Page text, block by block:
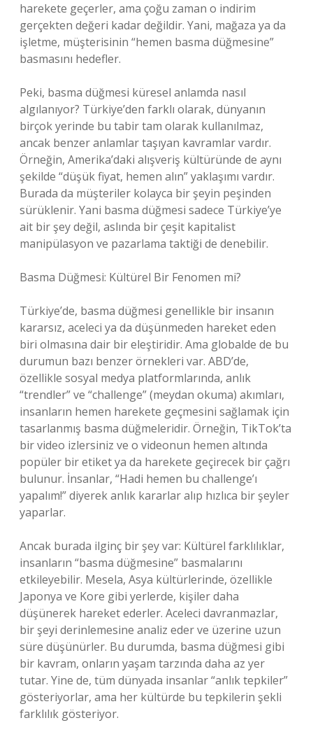
harekete geçerler, ama çoğu zaman o indirim
gerçekten değeri kadar değildir. Yani, mağaza ya da
işletme, müşterisinin “hemen basma düğmesine”
basmasını hedefler.
Peki, basma düğmesi küresel anlamda nasıl
algılanıyor? Türkiye’den farklı olarak, dünyanın
birçok yerinde bu tabir tam olarak kullanılmaz,
ancak benzer anlamlar taşıyan kavramlar vardır.
Örneğin, Amerika’daki alışveriş kültüründe de aynı
şekilde “düşük fiyat, hemen alın” yaklaşımı vardır.
Burada da müşteriler kolayca bir şeyin peşinden
sürüklenir. Yani basma düğmesi sadece Türkiye’ye
ait bir şey değil, aslında bir çeşit kapitalist
manipülasyon ve pazarlama taktiği de denebilir.
Basma Düğmesi: Kültürel Bir Fenomen mi?
Türkiye’de, basma düğmesi genellikle bir insanın
kararsız, aceleci ya da düşünmeden hareket eden
biri olmasına dair bir eleştiridir. Ama globalde de bu
durumun bazı benzer örnekleri var. ABD’de,
özellikle sosyal medya platformlarında, anlık
“trendler” ve “challenge” (meydan okuma) akımları,
insanların hemen harekete geçmesini sağlamak için
tasarlanmış basma düğmeleridir. Örneğin, TikTok’ta
bir video izlersiniz ve o videonun hemen altında
popüler bir etiket ya da harekete geçirecek bir çağrı
bulunur. İnsanlar, “Hadi hemen bu challenge’ı
yapalım!” diyerek anlık kararlar alıp hızlıca bir şeyler
yaparlar.
Ancak burada ilginç bir şey var: Kültürel farklılıklar,
insanların “basma düğmesine” basmalarını
etkileyebilir. Mesela, Asya kültürlerinde, özellikle
Japonya ve Kore gibi yerlerde, kişiler daha
düşünerek hareket ederler. Aceleci davranmazlar,
bir şeyi derinlemesine analiz eder ve üzerine uzun
süre düşünürler. Bu durumda, basma düğmesi gibi
bir kavram, onların yaşam tarzında daha az yer
tutar. Yine de, tüm dünyada insanlar “anlık tepkiler”
gösteriyorlar, ama her kültürde bu tepkilerin şekli
farklılık gösteriyor.